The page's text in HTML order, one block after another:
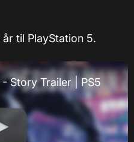
til PlayStation 5.
Story Trailer | PS5